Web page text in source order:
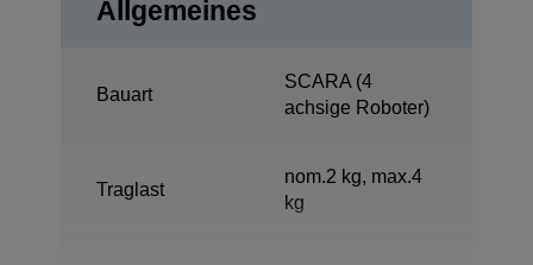
Allgemeines
Bauart
SCARA (4
achsige Roboter)
Traglast
nom.2 kg, max.4
kg